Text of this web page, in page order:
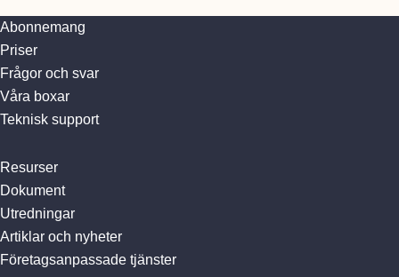
Abonnemang
Priser
Frågor och svar
Våra boxar
Teknisk support
Resurser
Dokument
Utredningar
Artiklar och nyheter
Företagsanpassade tjänster